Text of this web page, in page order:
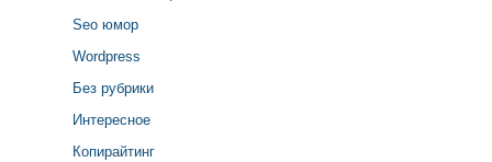
Seo юмор
Wordpress
Без рубрики
Интересное
Копирайтинг